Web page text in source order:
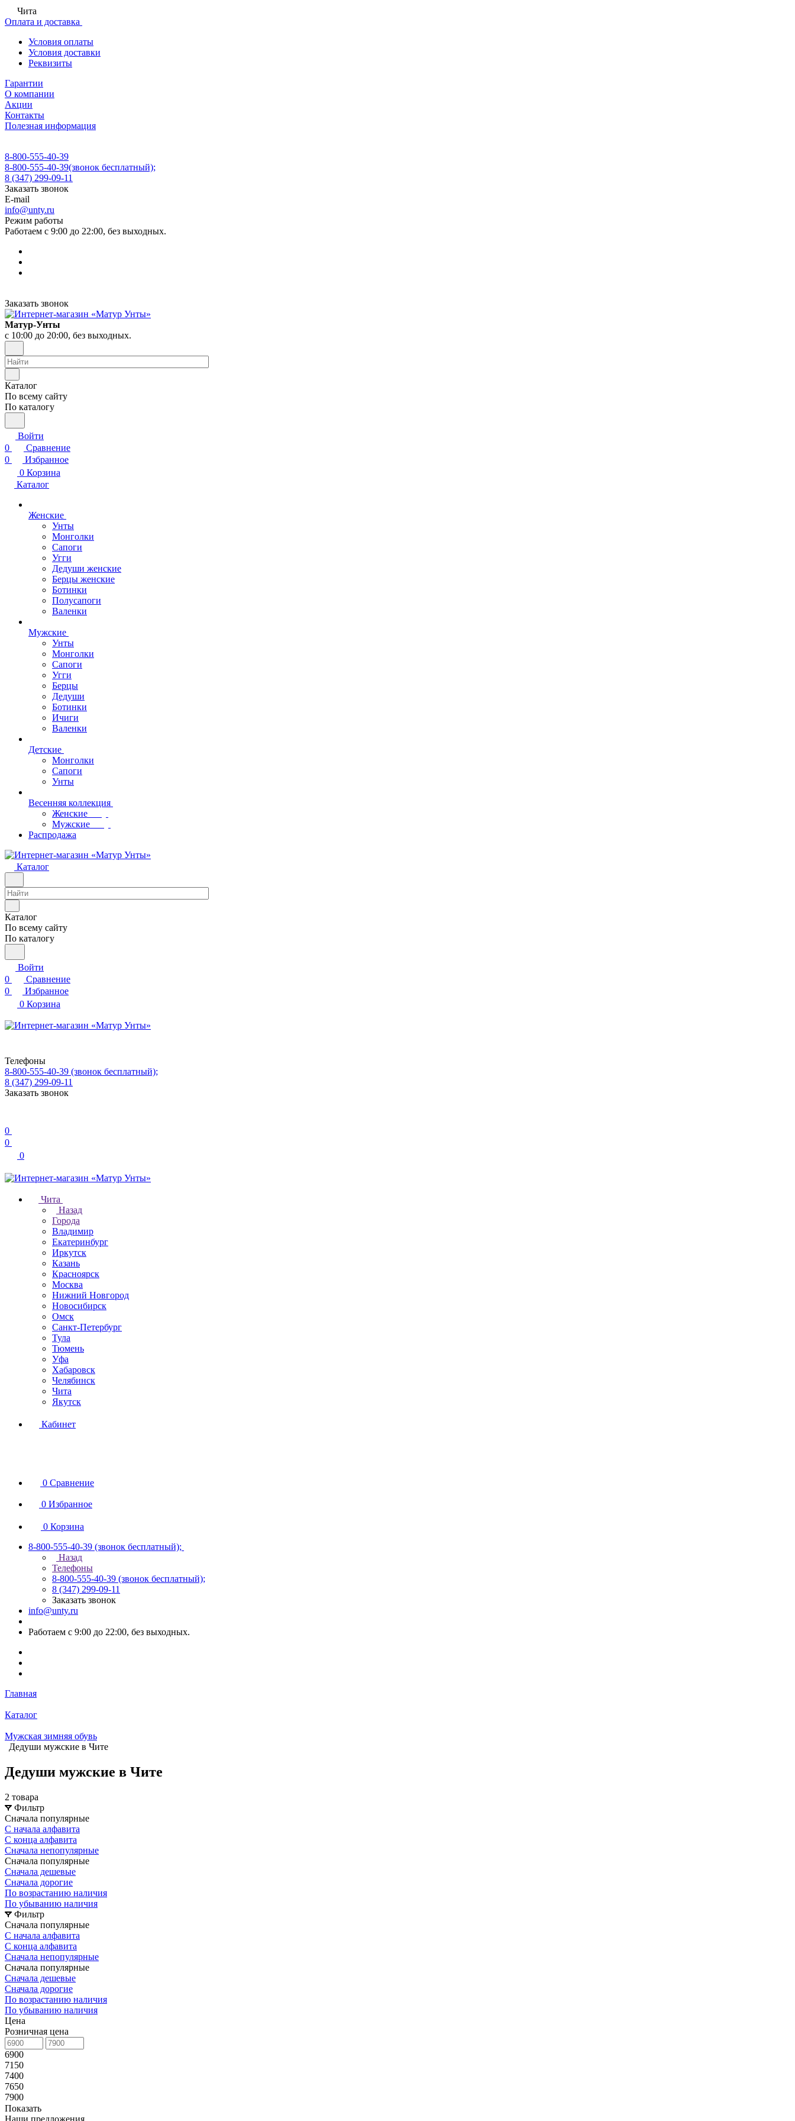
Чита
Оплата и доставка
Условия оплаты
Условия доставки
Реквизиты
Гарантии
О компании
Акции
Контакты
Полезная информация
8-800-555-40-39
8-800-555-40-39(звонок бесплатный);
8 (347) 299-09-11
Заказать звонок
E-mail
info@unty.ru
Режим работы
Работаем с 9:00 до 22:00, без выходных.
Заказать звонок
Матур-Унты
с 10:00 до 20:00, без выходных.
Каталог
По всему сайту
По каталогу
Войти
0
Сравнение
0
Избранное
0 Корзина
Каталог
Женские
Унты
Монголки
Сапоги
Угги
Дедуши женские
Берцы женские
Ботинки
Полусапоги
Валенки
Мужские
Унты
Монголки
Сапоги
Угги
Берцы
Дедуши
Ботинки
Ичиги
Валенки
Детские
Монголки
Сапоги
Унты
Весенняя коллекция
Женские
Мужские
Распродажа
Каталог
Каталог
По всему сайту
По каталогу
Войти
0
Сравнение
0
Избранное
0 Корзина
Телефоны
8-800-555-40-39 (звонок бесплатный);
8 (347) 299-09-11
Заказать звонок
0
0
0
Чита
Назад
Города
Владимир
Екатеринбург
Иркутск
Казань
Красноярск
Москва
Нижний Новгород
Новосибирск
Омск
Санкт-Петербург
Тула
Тюмень
Уфа
Хабаровск
Челябинск
Чита
Якутск
Кабинет
0 Сравнение
0 Избранное
0 Корзина
8-800-555-40-39 (звонок бесплатный);
Назад
Телефоны
8-800-555-40-39 (звонок бесплатный);
8 (347) 299-09-11
Заказать звонок
info@unty.ru
Работаем с 9:00 до 22:00, без выходных.
Главная
Каталог
Мужская зимняя обувь
Дедуши мужские в Чите
Дедуши мужские в Чите
2 товара
Фильтр
Сначала популярные
С начала алфавита
С конца алфавита
Сначала непопулярные
Сначала популярные
Сначала дешевые
Сначала дорогие
По возрастанию наличия
По убыванию наличия
Фильтр
Сначала популярные
С начала алфавита
С конца алфавита
Сначала непопулярные
Сначала популярные
Сначала дешевые
Сначала дорогие
По возрастанию наличия
По убыванию наличия
Цена
Розничная цена
6900
7150
7400
7650
7900
Показать
Наши предложения